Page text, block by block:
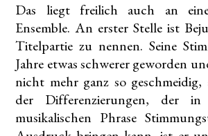
Das liegt freilich auch an
Ensemble. An erster Stelle ist
Titelpartie zu nennen. Seine
Jahre etwas schwerer geworden
nicht mehr ganz so geschmeidig,
der Differenzierungen, der in
musikalischen Phrase